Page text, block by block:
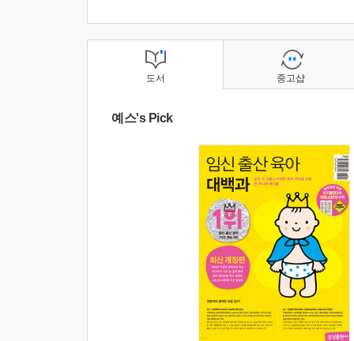
도서
예스's Pick
중고샵